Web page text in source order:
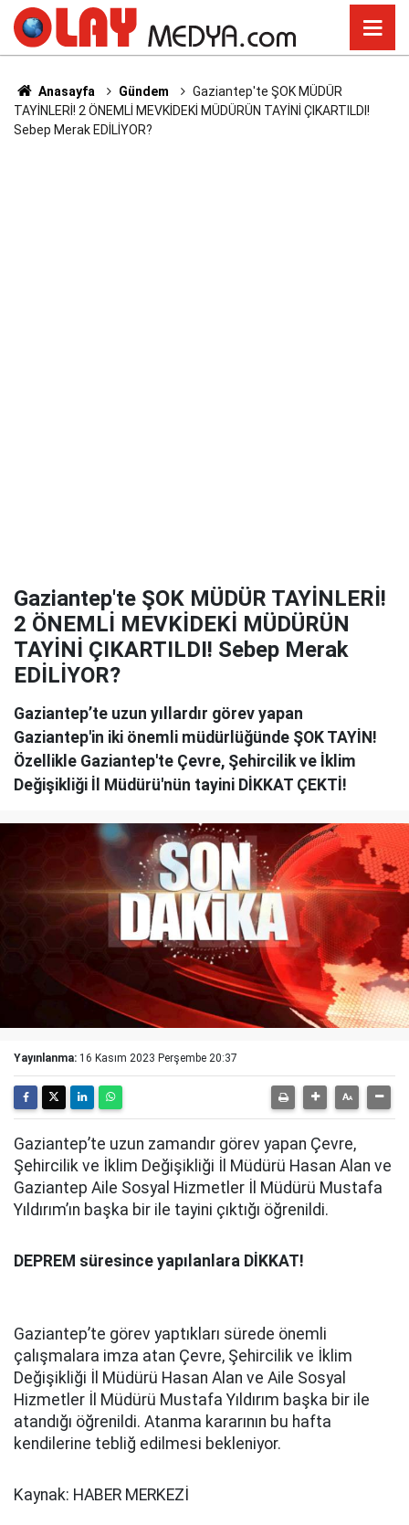
Anasayfa Gündem
Gaziantep'te ŞOK MÜDÜR
TAYİNLERİ! 2 ÖNEMLİ MEVKİDEKİ MÜDÜRÜN TAYİNİ ÇIKARTILDI!
Sebep Merak EDİLİYOR?
Gaziantep'te ŞOK MÜDÜR TAYİNLERİ!
2 ÖNEMLİ MEVKİDEKİ MÜDÜRÜN
TAYİNİ ÇIKARTILDI! Sebep Merak
EDİLİYOR?
Gaziantep’te uzun yıllardır görev yapan
Gaziantep'in iki önemli müdürlüğünde ŞOK TAYİN!
Özellikle Gaziantep'te Çevre, Şehircilik ve İklim
Değişikliği İl Müdürü'nün tayini DİKKAT ÇEKTİ!
Yayınlanma: 16 Kasım 2023 Perşembe 20:37
Gaziantep’te uzun zamandır görev yapan Çevre,
Şehircilik ve İklim Değişikliği İl Müdürü Hasan Alan ve
Gaziantep Aile Sosyal Hizmetler İl Müdürü Mustafa
Yıldırım’ın başka bir ile tayini çıktığı öğrenildi.
DEPREM süresince yapılanlara DİKKAT!
Gaziantep’te görev yaptıkları sürede önemli
çalışmalara imza atan Çevre, Şehircilik ve İklim
Değişikliği İl Müdürü Hasan Alan ve Aile Sosyal
Hizmetler İl Müdürü Mustafa Yıldırım başka bir ile
atandığı öğrenildi. Atanma kararının bu hafta
kendilerine tebliğ edilmesi bekleniyor.
Kaynak: HABER MERKEZİ